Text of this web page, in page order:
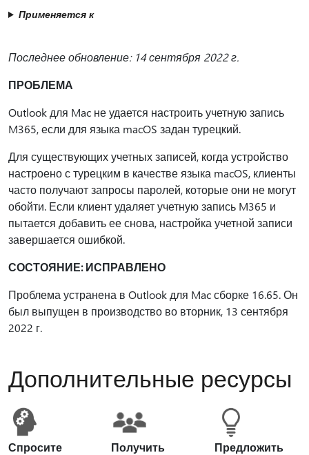
Применяется к
Последнее обновление: 14 сентября 2022 г.
ПРОБЛЕМА
Outlook для Mac не удается настроить учетную запись
M365, если для языка macOS задан турецкий.
Для существующих учетных записей, когда устройство
настроено с турецким в качестве языка macOS, клиенты
часто получают запросы паролей, которые они не могут
обойти. Если клиент удаляет учетную запись M365 и
пытается добавить ее снова, настройка учетной записи
завершается ошибкой.
СОСТОЯНИЕ: ИСПРАВЛЕНО
Проблема устранена в Outlook для Mac сборке 16.65. Он
был выпущен в производство во вторник, 13 сентября
2022 г.
Дополнительные ресурсы
Спросите
Получить
Предложить